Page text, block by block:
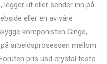
ut eller sender inn på
eller en av våre
komponisten Ginge,
arbeidsprosessen mellom
pris usd crystal teste